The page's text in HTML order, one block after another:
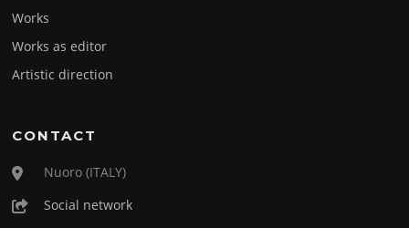
Works
Works as editor
Artistic direction
CONTACT
Nuoro (ITALY)
Social network